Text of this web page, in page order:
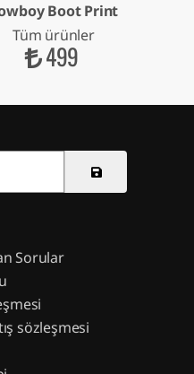
Boot Print
Tüm ürünler
499
Sorular
sözleşmesi